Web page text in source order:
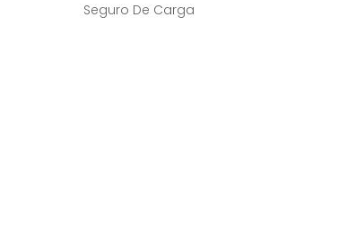
Seguro De Carga